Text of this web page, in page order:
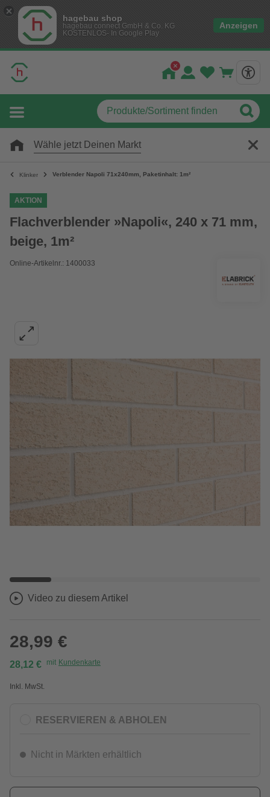
hagebau shop
hagebau connect GmbH & Co. KG
KOSTENLOS- In Google Play
Anzeigen
Wähle jetzt Deinen Markt
Klinker Verblender Napoli 71x240mm, Paketinhalt: 1m²
AKTION
Flachverblender »Napoli«, 240 x 71 mm,
beige, 1m²
Online-Artikelnr.: 1400033
Video zu diesem Artikel
28,99 €
28,12 € mit Kundenkarte
Inkl. MwSt.
RESERVIEREN & ABHOLEN
Nicht in Märkten erhältlich